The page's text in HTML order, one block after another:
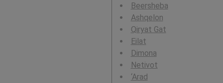
Beersheba
Ashqelon
Qiryat Gat
Eilat
Dimona
Netivot
‘Arad